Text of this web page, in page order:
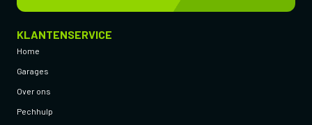
KLANTENSERVICE
Home
Garages
Over ons
Pechhulp